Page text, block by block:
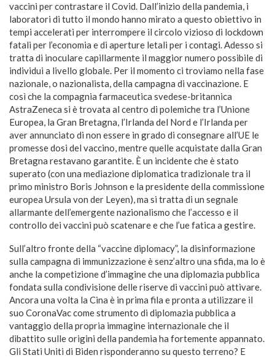
vaccini per contrastare il Covid. Dall’inizio della pandemia, i
laboratori di tutto il mondo hanno mirato a questo obiettivo in
tempi accelerati per interrompere il circolo vizioso di lockdown
fatali per l’economia e di aperture letali per i contagi. Adesso si
tratta di inoculare capillarmente il maggior numero possibile di
individui a livello globale. Per il momento ci troviamo nella fase
nazionale, o nazionalista, della campagna di vaccinazione. E
così che la compagnia farmaceutica svedese-britannica
AstraZeneca si è trovata al centro di polemiche tra l’Unione
Europea, la Gran Bretagna, l’Irlanda del Nord e l’Irlanda per
aver annunciato di non essere in grado di consegnare all’UE le
promesse dosi del vaccino, mentre quelle acquistate dalla Gran
Bretagna restavano garantite. È un incidente che è stato
superato (con una mediazione diplomatica tradizionale tra il
primo ministro Boris Johnson e la presidente della commissione
europea Ursula von der Leyen), ma si tratta di un segnale
allarmante dell’emergente nazionalismo che l’accesso e il
controllo dei vaccini può scatenare e che l’ue fatica a gestire.
Sull’altro fronte della “vaccine diplomacy”, la disinformazione
sulla campagna di immunizzazione è senz’altro una sfida, ma lo è
anche la competizione d’immagine che una diplomazia pubblica
fondata sulla condivisione delle riserve di vaccini può attivare.
Ancora una volta la Cina è in prima fila e pronta a utilizzare il
suo CoronaVac come strumento di diplomazia pubblica a
vantaggio della propria immagine internazionale che il
dibattito sulle origini della pandemia ha fortemente appannato.
Gli Stati Uniti di Biden risponderanno su questo terreno? E